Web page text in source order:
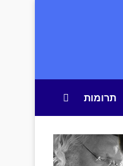
תרומות